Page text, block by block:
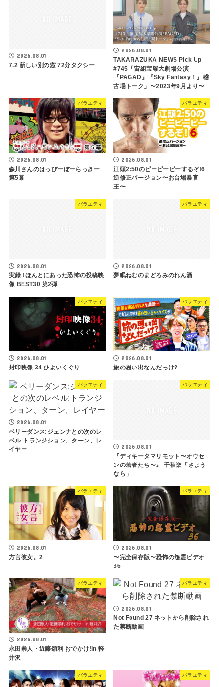
2026.08.01
7.2 新しい別の窓 72分タクシー
2026.08.01
TAKARAZUKA NEWS Pick Up
#745「宙組宝塚大劇場公演
『PAGAD』『Sky Fantasy！』稽
古場トーク」〜2023年9月より〜
バラエティ
2026.08.01
森川さんのはっぴーぼーらっきー
第5幕
バラエティ
2026.08.01
江頭2:50のピーピーピーするぞ!6
逆修正バージョン〜お台場暴言
王〜
バラエティ
2026.08.01
実録!!ほんとにあった恐怖の投稿映
像 BEST30 第2弾
バラエティ
2026.08.01
夢眠ねむのまどろみのれん酒
バラエティ
2026.08.01
封印映像 34 ひよいくぐり
バラエティ
2026.08.01
旅の思い出なんだっけ?
バラエティ
2026.08.01
ベリーダンス:ジェンナとの次のレ
ベル:トランジション、ターン、レ
イヤー
バラエティ
2026.08.01
『ディキータマリモット〜オウセ
ンの若者たち〜』 千秋楽「さよう
なら」
バラエティ
2026.08.01
方言彼女。2
バラエティ
2026.08.01
〜完全保存版〜恐怖の怨霊ビデオ
36
バラエティ
2026.08.01
永田崇人・近藤頌利 おでかけ!in 軽
井沢
バラエティ
2026.08.01
Not Found 27 ネットから削除され
た禁断動画
バラエティ バラエティ